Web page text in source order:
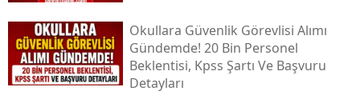
Okullara Güvenlik Görevlisi Alımı
Gündemde! 20 Bin Personel
Beklentisi, Kpss Şartı Ve Başvuru
Detayları